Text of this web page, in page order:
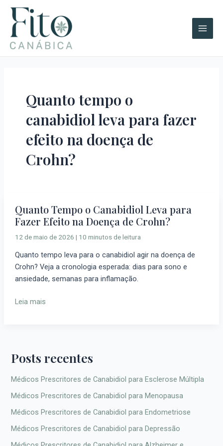
para
conteúdo
Quanto tempo o
canabidiol leva para fazer
efeito na doença de
Crohn?
Quanto Tempo o Canabidiol Leva para
Fazer Efeito na Doença de Crohn?
12 de maio de 2026 | 10 minutos de leitura
Quanto tempo leva para o canabidiol agir na doença de
Crohn? Veja a cronologia esperada: dias para sono e
ansiedade, semanas para inflamação.
Quanto
Tempo
o
Leva
para
Fazer
na
Leia mais
Posts recentes
Médicos Prescritores de Canabidiol para Esclerose Múltipla
Médicos Prescritores de Canabidiol para Menopausa
Médicos Prescritores de Canabidiol para Endometriose
Médicos Prescritores de Canabidiol para Depressão
A
r
q
u